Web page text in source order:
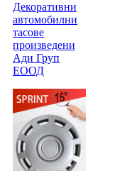
Декоративни
автомобилни
тасове
произведени
Ади Груп
ЕООД